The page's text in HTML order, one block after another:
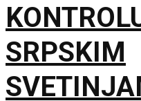
SRPSKIM